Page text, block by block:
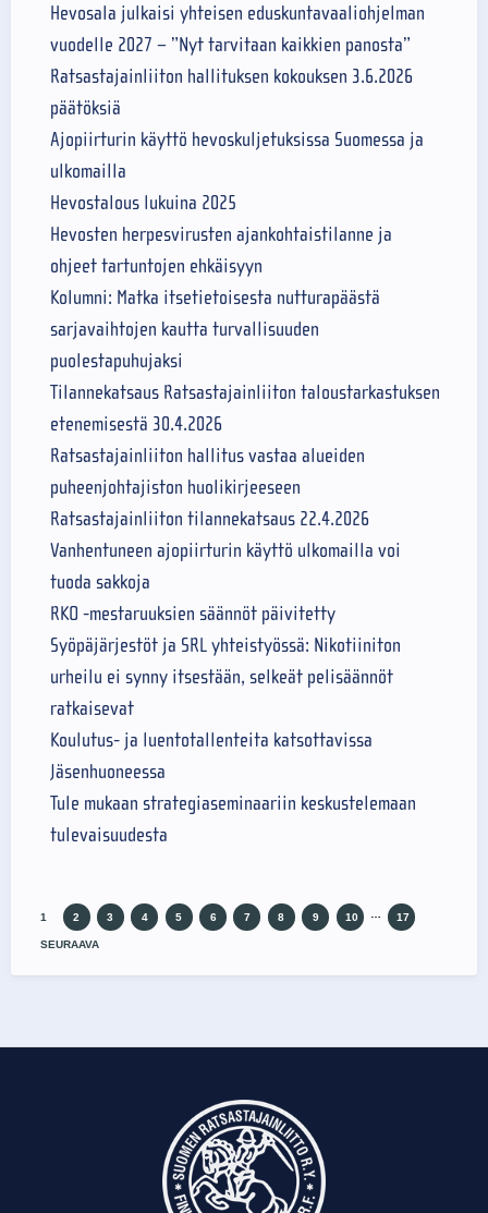
Hevosala julkaisi yhteisen eduskuntavaaliohjelman
vuodelle 2027 – ”Nyt tarvitaan kaikkien panosta”
Ratsastajainliiton hallituksen kokouksen 3.6.2026
päätöksiä
Ajopiirturin käyttö hevoskuljetuksissa Suomessa ja
ulkomailla
Hevostalous lukuina 2025
Hevosten herpesvirusten ajankohtaistilanne ja
ohjeet tartuntojen ehkäisyyn
Kolumni: Matka itsetietoisesta nutturapäästä
sarjavaihtojen kautta turvallisuuden
puolestapuhujaksi
Tilannekatsaus Ratsastajainliiton taloustarkastuksen
etenemisestä 30.4.2026
Ratsastajainliiton hallitus vastaa alueiden
puheenjohtajiston huolikirjeeseen
Ratsastajainliiton tilannekatsaus 22.4.2026
Vanhentuneen ajopiirturin käyttö ulkomailla voi
tuoda sakkoja
RKO -mestaruuksien säännöt päivitetty
Syöpäjärjestöt ja SRL yhteistyössä: Nikotiiniton
urheilu ei synny itsestään, selkeät pelisäännöt
ratkaisevat
Koulutus- ja luentotallenteita katsottavissa
Jäsenhuoneessa
Tule mukaan strategiaseminaariin keskustelemaan
tulevaisuudesta
1 2 3 4 5 6 7 8 9 10 17
SEURAAVA